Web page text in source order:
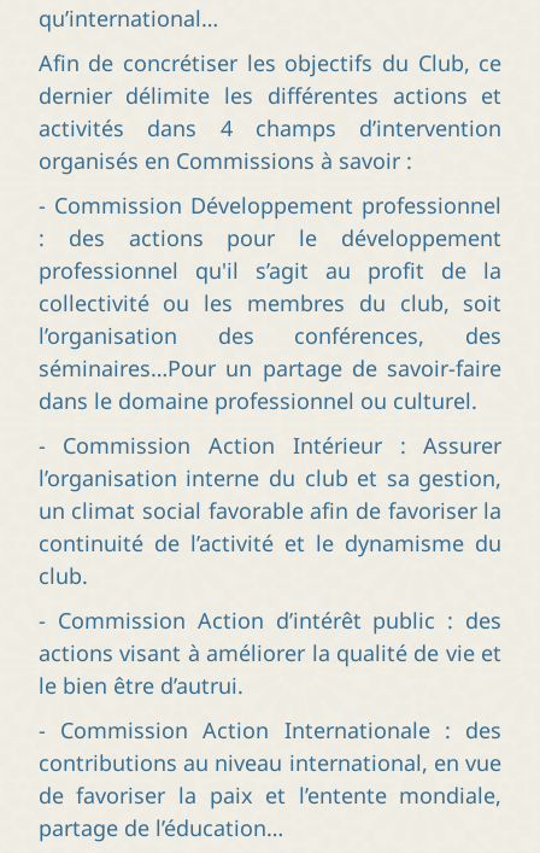
qu’international…
Afin de concrétiser les objectifs du Club, ce
dernier délimite les différentes actions et
activités dans 4 champs d’intervention
organisés en Commissions à savoir :
- Commission Développement professionnel
: des actions pour le développement
professionnel qu'il s’agit au profit de la
collectivité ou les membres du club, soit
l’organisation des conférences, des
séminaires…Pour un partage de savoir-faire
dans le domaine professionnel ou culturel.
- Commission Action Intérieur : Assurer
l’organisation interne du club et sa gestion,
un climat social favorable afin de favoriser la
continuité de l’activité et le dynamisme du
club.
- Commission Action d’intérêt public : des
actions visant à améliorer la qualité de vie et
le bien être d’autrui.
- Commission Action Internationale : des
contributions au niveau international, en vue
de favoriser la paix et l’entente mondiale,
partage de l’éducation…